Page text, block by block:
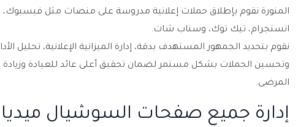
المنورة نقوم بإطلاق حملات إعلانية مدروسة على منصات مثل فيسبوك،
انستجرام، تيك توك، وسناب شات.
نقوم بتحديد الجمهور المستهدف بدقة، إدارة الميزانية الإعلانية، تحليل
وتحسين الحملات بشكل مستمر لضمان تحقيق أعلى عائد للعيادة وزيادة
المرضى.
إدارة جميع صفحات السوشيال ميديا